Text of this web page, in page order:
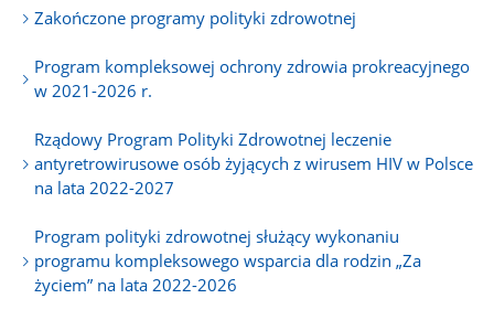
Zakończone programy polityki zdrowotnej
Program kompleksowej ochrony zdrowia prokreacyjnego
w 2021-2026 r.
Rządowy Program Polityki Zdrowotnej leczenie
antyretrowirusowe osób żyjących z wirusem HIV w Polsce
na lata 2022-2027
Program polityki zdrowotnej służący wykonaniu
programu kompleksowego wsparcia dla rodzin „Za
życiem” na lata 2022-2026